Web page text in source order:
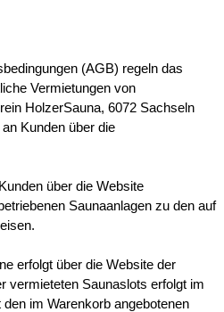
(AGB) regeln das
Vermietungen von
HolzerSauna, 6072 Sachseln
Kunden über die
über die Website
Saunaanlagen zu den auf
erfolgt über die Website der
vermieteten Saunaslots erfolgt im
im Warenkorb angebotenen